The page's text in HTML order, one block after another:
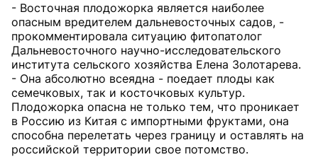
- Восточная плодожорка является наиболее
опасным вредителем дальневосточных садов, -
прокомментировала ситуацию фитопатолог
Дальневосточного научно-исследовательского
института сельского хозяйства Елена Золотарева.
- Она абсолютно всеядна - поедает плоды как
семечковых, так и косточковых культур.
Плодожорка опасна не только тем, что проникает
в Россию из Китая с импортными фруктами, она
способна перелетать через границу и оставлять на
российской территории свое потомство.